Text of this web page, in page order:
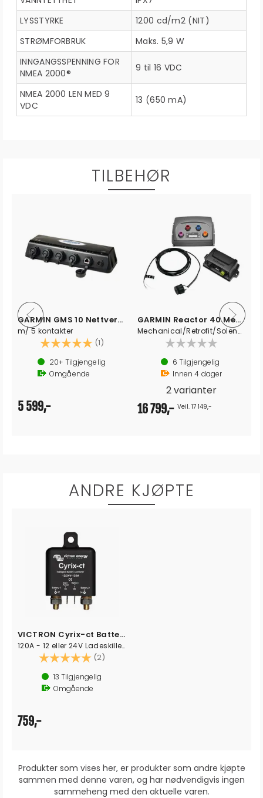
LYSSTYRKE
1200 cd/m2 (NIT)
STRØMFORBRUK
Maks. 5,9 W
INNGANGSSPENNING FOR
NMEA 2000®
9 til 16 VDC
NMEA 2000 LEN MED 9
VDC
13 (650 mA)
TILBEHØR
GARMIN BlueNet 30 Gateway
18Tilgjengelig
Innen4dager
5 249,-
GARMIN Kabelkobler
Maritimt nettverk
20+Tilgjengelig
Omgående
469,-
ANDRE KJØPTE
VICTRON Cyrix-ct Batteriskillerele
120A - 12 eller 24V Ladeskillerele, rele
Karakter: (2)
13 Tilgjengelig
Omgående
759,-
Produkter som vises her, er produkter som andre kjøpte
sammen med denne varen, og har nødvendigvis ingen
sammeheng med den aktuelle varen.